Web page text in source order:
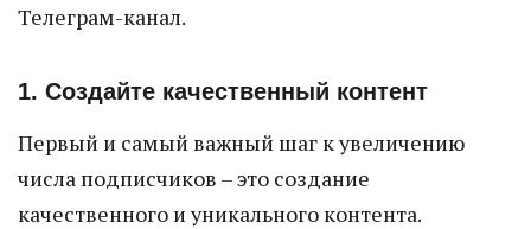
Телеграм-канал.
1. Создайте качественный контент
Первый и самый важный шаг к увеличению
числа подписчиков – это создание
качественного и уникального контента.